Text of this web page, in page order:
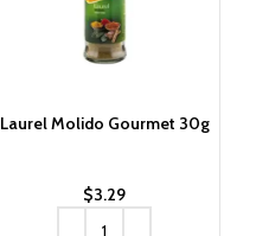
Laurel Molido Gourmet 30g
$3.29